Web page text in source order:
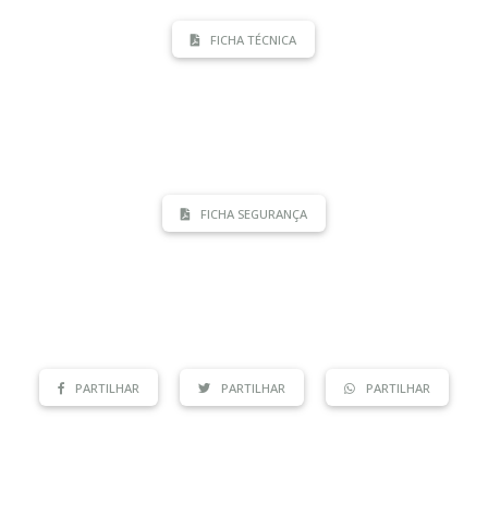
FICHA TÉCNICA
FICHA SEGURANÇA
PARTILHAR PARTILHAR PARTILHAR